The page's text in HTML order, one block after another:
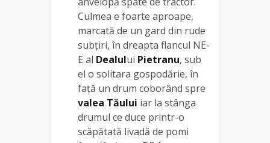
Culmea e foarte aproape,
marcată de un gard din rude
subțiri, în dreapta flancul NE-
E al Dealului Pietranu, sub
el o solitara gospodărie, în
față un drum coborând spre
valea Tăului iar la stânga
drumul ce duce printr-o
scăpătată livadă de pomi